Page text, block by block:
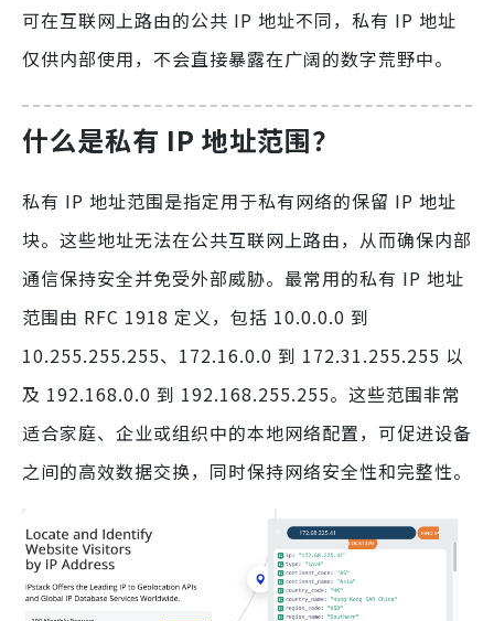
可在互联网上路由的公共 IP 地址不同，私有 IP 地址
仅供内部使用，不会直接暴露在广阔的数字荒野中。
什么是私有 IP 地址范围？
私有 IP 地址范围是指定用于私有网络的保留 IP 地址
块。这些地址无法在公共互联网上路由，从而确保内部
通信保持安全并免受外部威胁。最常用的私有 IP 地址
范围由 RFC 1918 定义，包括 10.0.0.0 到
10.255.255.255、172.16.0.0 到 172.31.255.255 以
及 192.168.0.0 到 192.168.255.255。这些范围非常
适合家庭、企业或组织中的本地网络配置，可促进设备
之间的高效数据交换，同时保持网络安全性和完整性。